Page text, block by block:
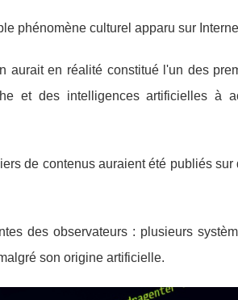
phénomène culturel apparu sur
aurait en réalité constitué l'un des
et des intelligences artificielles à
de contenus auraient été publiés
des observateurs : plusieurs
son origine artificielle.